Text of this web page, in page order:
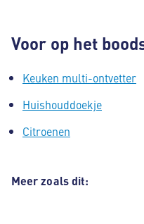
Voor op het
Keuken multi-ontvetter
Huishouddoekje
Citroenen
Meer zoals dit: